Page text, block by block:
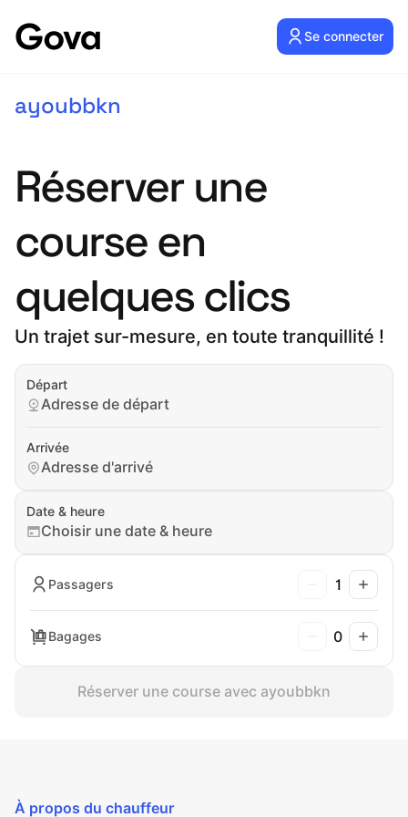
Se connecter
ayoubbkn
Réserver une
course en
quelques clics
Un trajet sur-mesure, en toute tranquillité !
Départ
Adresse de départ
Arrivée
Adresse d'arrivé
Date & heure
Choisir une date & heure
Passagers 1
Bagages 0
Réserver une course avec ayoubbkn
À propos du chauffeur